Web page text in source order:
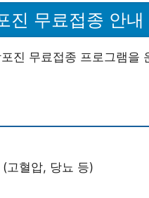
진 무료접종 안내
진 무료접종 프로그램을
고혈압, 당뇨 등)